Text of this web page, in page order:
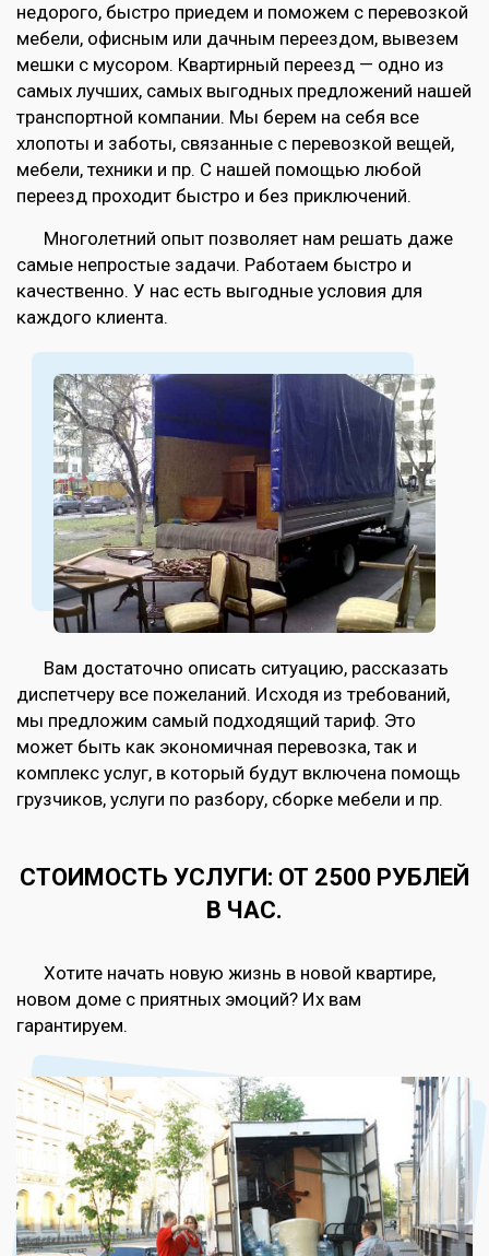
недорого, быстро приедем и поможем с перевозкой
мебели, офисным или дачным переездом, вывезем
мешки с мусором. Квартирный переезд — одно из
самых лучших, самых выгодных предложений нашей
транспортной компании. Мы берем на себя все
хлопоты и заботы, связанные с перевозкой вещей,
мебели, техники и пр. С нашей помощью любой
переезд проходит быстро и без приключений.
Многолетний опыт позволяет нам решать даже
самые непростые задачи. Работаем быстро и
качественно. У нас есть выгодные условия для
каждого клиента.
Вам достаточно описать ситуацию, рассказать
диспетчеру все пожеланий. Исходя из требований,
мы предложим самый подходящий тариф. Это
может быть как экономичная перевозка, так и
комплекс услуг, в который будут включена помощь
грузчиков, услуги по разбору, сборке мебели и пр.
СТОИМОСТЬ УСЛУГИ: ОТ 2500 РУБЛЕЙ
В ЧАС.
Хотите начать новую жизнь в новой квартире,
новом доме с приятных эмоций? Их вам
гарантируем.